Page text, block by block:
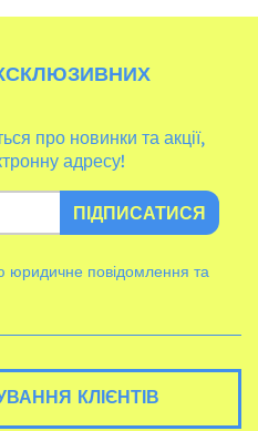
про новинки та акції,
адресу!
ПІДПИСАТИСЯ
юридичне повідомлення та
КЛІЄНТІВ